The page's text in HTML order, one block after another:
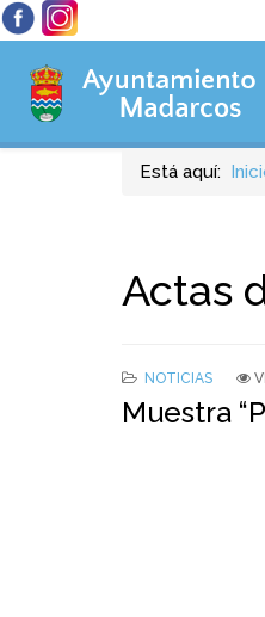
Está aquí:
Actas
NOTICIAS
Muestra